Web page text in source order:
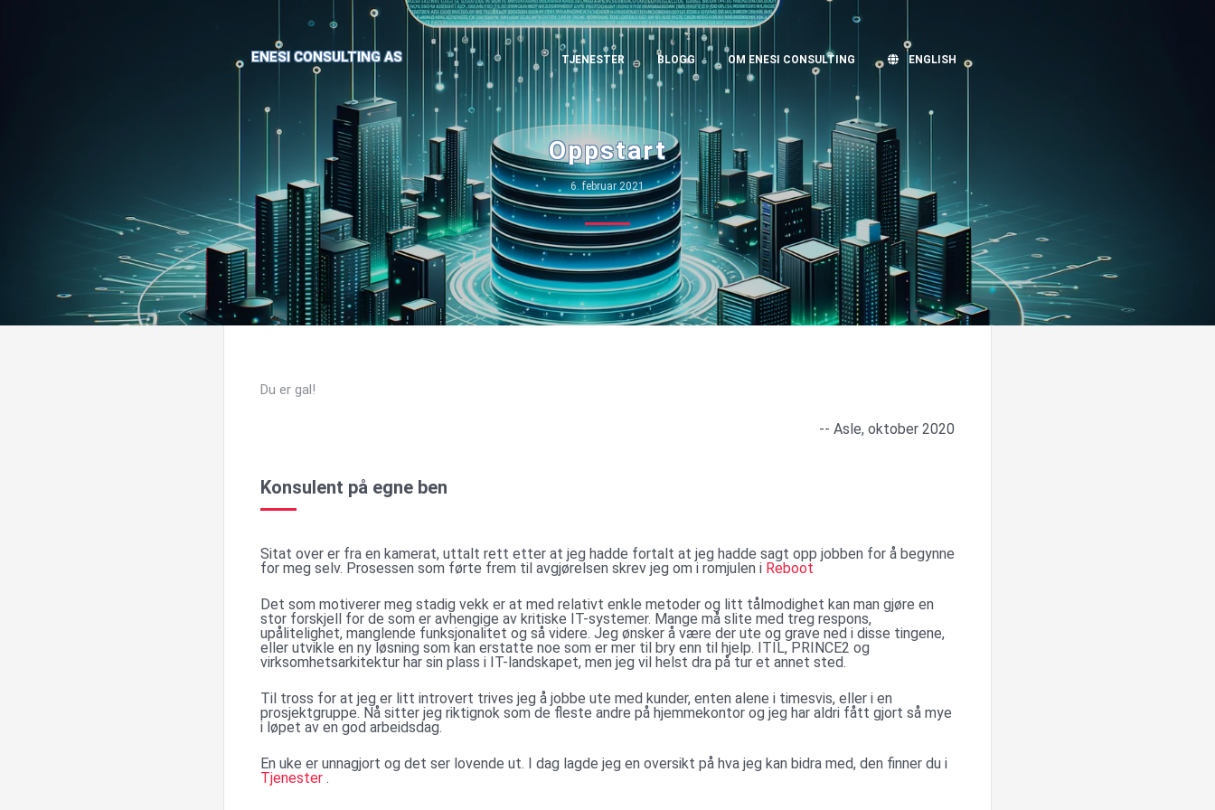
ENESI CONSULTING AS TJENESTER BLOGG OM ENESI CONSULTING ENGLISH
Oppstart
6. februar 2021
Du er gal!
-- Asle, oktober 2020
Konsulent på egne ben
Sitat over er fra en kamerat, uttalt rett etter at jeg hadde fortalt at jeg hadde sagt opp jobben for å begynne
for meg selv. Prosessen som førte frem til avgjørelsen skrev jeg om i romjulen i Reboot
Det som motiverer meg stadig vekk er at med relativt enkle metoder og litt tålmodighet kan man gjøre en
stor forskjell for de som er avhengige av kritiske IT-systemer. Mange må slite med treg respons,
upålitelighet, manglende funksjonalitet og så videre. Jeg ønsker å være der ute og grave ned i disse tingene,
eller utvikle en ny løsning som kan erstatte noe som er mer til bry enn til hjelp. ITIL, PRINCE2 og
virksomhetsarkitektur har sin plass i IT-landskapet, men jeg vil helst dra på tur et annet sted.
Til tross for at jeg er litt introvert trives jeg å jobbe ute med kunder, enten alene i timesvis, eller i en
prosjektgruppe. Nå sitter jeg riktignok som de fleste andre på hjemmekontor og jeg har aldri fått gjort så mye
i løpet av en god arbeidsdag.
En uke er unnagjort og det ser lovende ut. I dag lagde jeg en oversikt på hva jeg kan bidra med, den finner du i
Tjenester .